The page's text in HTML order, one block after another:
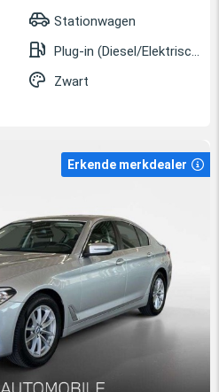
Stationwagen
Plug-in (Diesel/Elektrisch)
Zwart
Erkende merkdealer